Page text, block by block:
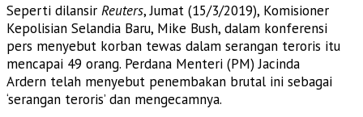
Seperti dilansir Reuters, Jumat (15/3/2019), Komisioner
Kepolisian Selandia Baru, Mike Bush, dalam konferensi
pers menyebut korban tewas dalam serangan teroris itu
mencapai 49 orang. Perdana Menteri (PM) Jacinda
Ardern telah menyebut penembakan brutal ini sebagai
‘serangan teroris’ dan mengecamnya.